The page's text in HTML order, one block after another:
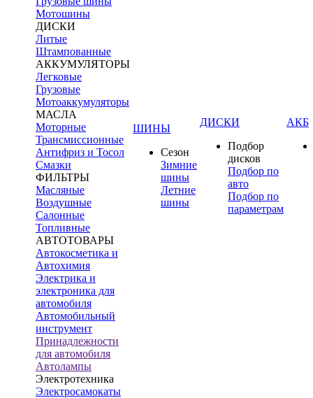
Мотошины
ДИСКИ
Литые
Штампованные
АККУМУЛЯТОРЫ
Легковые
Грузовые
Мотоаккумуляторы
МАСЛА
Моторные
Трансмиссионные
Антифриз и Тосол
Смазки
ФИЛЬТРЫ
Масляные
Воздушные
Салонные
Топливные
АВТОТОВАРЫ
Автокосметика и
Автохимия
Электрика и
электроника для
автомобиля
Автомобильный
инструмент
Принадлежности
для автомобиля
Автолампы
Электротехника
Электросамокаты
ШИНЫ
Сезон
Зимние
шины
Летние
шины
ДИСКИ
Подбор
дисков
Подбор по
авто
Подбор по
параметрам
АКБ